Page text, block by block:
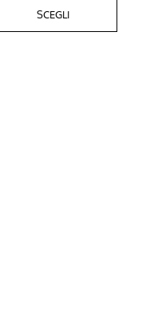
SCEGLI